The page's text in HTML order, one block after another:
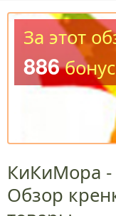
За этот
886
КиКиМора -
Обзор